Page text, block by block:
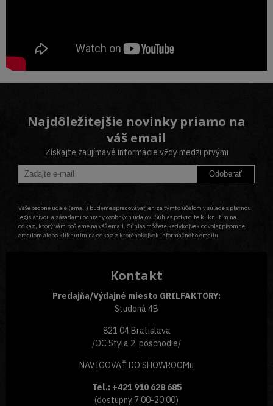
Najdôležitejšie novinky priamo na
váš email
Získajte zaujímavé informácie vždy medzi prvými
Odoberať
Vaše osobné údaje (email) budeme spracovávať len za týmto účelom v súlade s platnou
legislatívou a zásadami ochrany osobných údajov. Súhlas potvrdíte kliknutím na
odkaz, ktorý vám pošleme na váš email. Súhlas môžete kedykoľvek odvolať písomne,
emailom alebo kliknutím na odkaz z ktoréhokoľvek informačného emailu.
Kontakt
Predajňa/Výdajné miesto GRILFAKTORY:
Studená 4B
821 04 Bratislava
/OC Styla 2. poschodie/
NAVIGOVAŤDO SHOWROOMu
Tel.: +421 910 628 685
(dostupný 7:00-20:00)